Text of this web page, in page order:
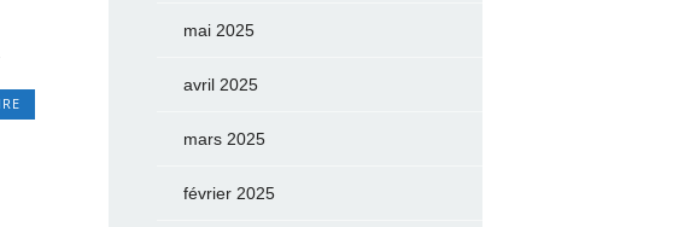
mai 2025
avril 2025
mars 2025
février 2025